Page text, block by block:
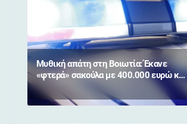
Μυθική απάτη στη Βοιωτία: Έκανε
«φτερά» σακούλα με 400.000 ευρώ και
κοσμήματα από 90χρονη